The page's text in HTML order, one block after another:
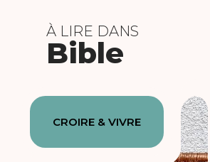
À LIRE DANS
Bible
CROIRE & VIVRE